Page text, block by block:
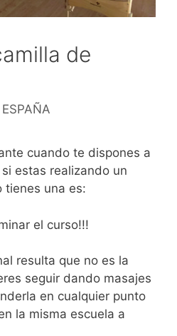
de
ESPAÑA
cuando te dispones a
estas realizando un
tienes una es:
el curso!!!
resulta que no es la
seguir dando masajes
en cualquier punto
la misma escuela a